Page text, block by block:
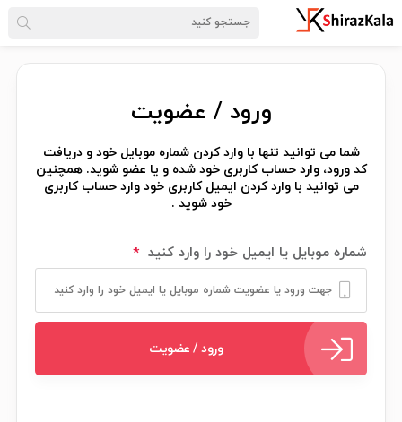
ورود / عضویت
شما می توانید تنها با وارد کردن شماره موبایل خود و دریافت
کد ورود، وارد حساب کاربری خود شده و یا عضو شوید. همچنین
می توانید با وارد کردن ایمیل کاربری خود وارد حساب کاربری
خود شوید .
شماره موبایل یا ایمیل خود را وارد کنید *
ورود / عضویت